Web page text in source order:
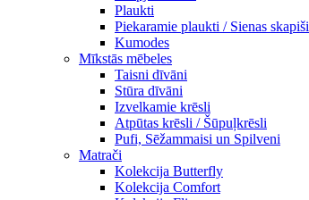
Plaukti
Piekaramie plaukti / Sienas skapiši
Kumodes
Mīkstās mēbeles
Taisni dīvāni
Stūra dīvāni
Izvelkamie krēsli
Atpūtas krēsli / Šūpuļkrēsli
Pufi, Sēžammaisi un Spilveni
Matrači
Kolekcija Butterfly
Kolekcija Comfort